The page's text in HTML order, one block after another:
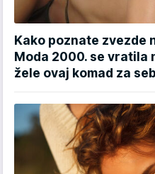
Kako poznate zvezde
Moda 2000. se vratila
žele ovaj komad za